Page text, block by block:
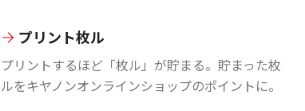
プリント枚ル
プリントするほど「枚ル」が貯まる。貯まった枚
ルをキヤノンオンラインショップのポイントに。